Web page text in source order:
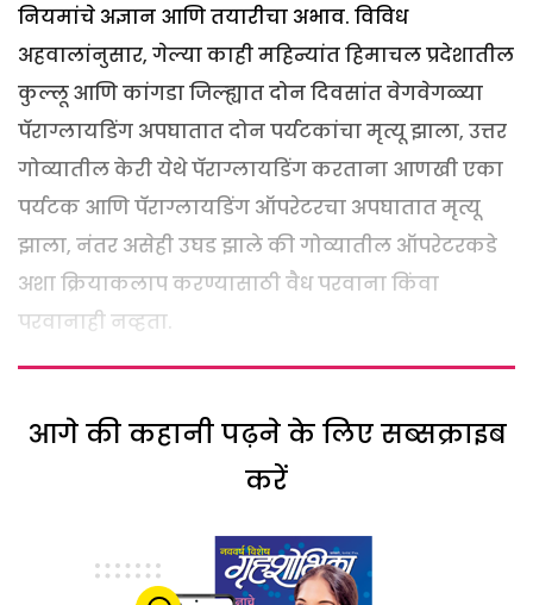
नियमांचे अज्ञान आणि तयारीचा अभाव. विविध
अहवालांनुसार, गेल्या काही महिन्यांत हिमाचल प्रदेशातील
कुल्लू आणि कांगडा जिल्ह्यात दोन दिवसांत वेगवेगळ्या
पॅराग्लायडिंग अपघातात दोन पर्यटकांचा मृत्यू झाला, उत्तर
गोव्यातील केरी येथे पॅराग्लायडिंग करताना आणखी एका
पर्यटक आणि पॅराग्लायडिंग ऑपरेटरचा अपघातात मृत्यू
झाला, नंतर असेही उघड झाले की गोव्यातील ऑपरेटरकडे
अशा क्रियाकलाप करण्यासाठी वैध परवाना किंवा
परवानाही नव्हता.
आगे की कहानी पढ़ने के लिए सब्सक्राइब
करें